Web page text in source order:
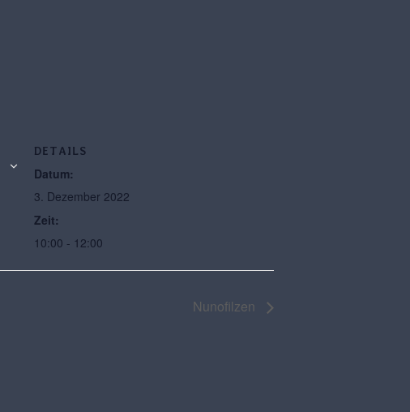
DETAILS
Datum:
3. Dezember 2022
Zeit:
10:00 - 12:00
Nunofilzen